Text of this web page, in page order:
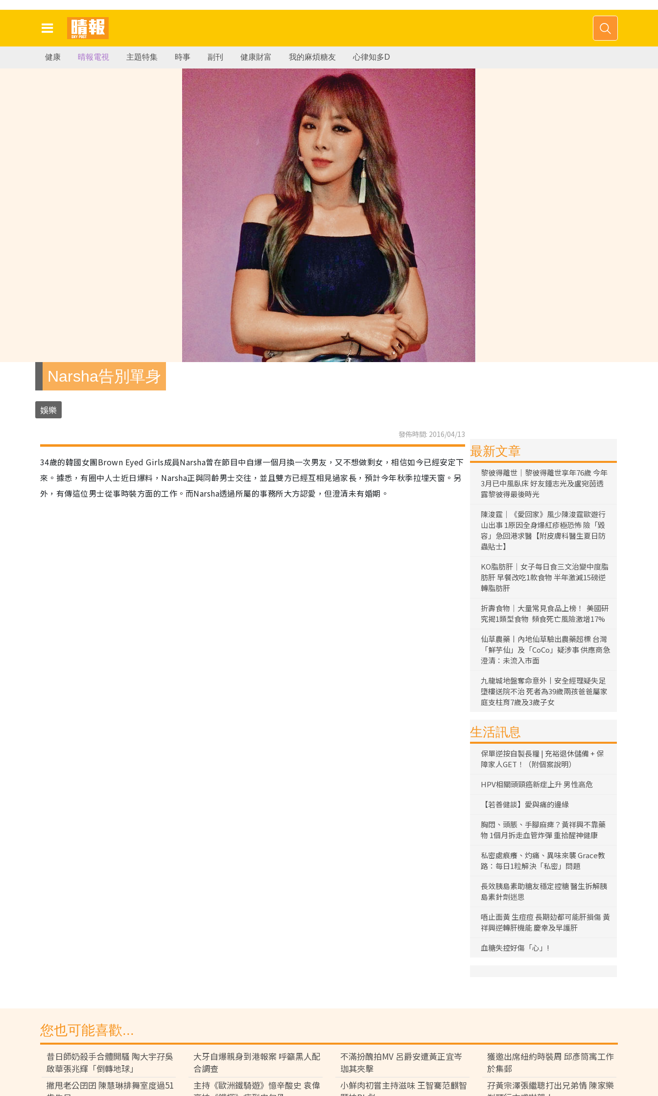
健康 晴報電視 主題特集 時事 副刊 健康財富 我的麻煩糖友 心律知多D
Narsha告別單身
娛樂
發佈時間: 2016/04/13
34歲的韓國女團Brown Eyed Girls成員Narsha曾在節目中自爆一個月換一次男友，又不想做剩女，相信如今已經安定下
來。據悉，有圈中人士近日爆料，Narsha正與同齡男士交往，並且雙方已經互相見過家長，預計今年秋季拉埋天窗。另
外，有傳這位男士從事時裝方面的工作。而Narsha透過所屬的事務所大方認愛，但澄清未有婚期。
最新文章
黎彼得離世｜黎彼得離世享年76歲 今年
3月已中風臥床 好友鍾志光及盧宛茵透
露黎彼得最後時光
陳浚霆｜《愛回家》風少陳浚霆歐遊行
山出事 1原因全身爆紅疹極恐怖 險「毀
容」急回港求醫【附皮膚科醫生夏日防
蟲貼士】
KO脂肪肝｜女子每日食三文治變中度脂
肪肝 早餐改吃1款食物 半年激減15磅逆
轉脂肪肝
折壽食物｜大量常見食品上榜！ 美國研
究揭1類型食物 頻食死亡風險激增17%
仙草農藥丨內地仙草驗出農藥超標 台灣
「鮮芋仙」及「CoCo」疑涉事 供應商急
澄清：未流入市面
九龍城地盤奪命意外丨安全經理疑失足
墮樓送院不治 死者為39歲兩孩爸爸屬家
庭支柱育7歲及3歲子女
生活訊息
保單逆按自製長糧 | 充裕退休儲備 + 保
障家人GET！（附個案說明）
HPV相關頭頸癌新症上升 男性高危
【若善健談】愛與痛的邊緣
胸悶、頭脹、手腳麻痺？黃祥興不靠藥
物 1個月拆走血管炸彈 重拾醒神健康
私密處痕癢、灼痛、異味來襲 Grace教
路：每日1粒解決「私密」問題
長效胰島素助糖友穩定控糖 醫生拆解胰
島素針劑迷思
唔止面黃 生痘痘 長期攰都可能肝損傷 黃
祥興逆轉肝機能 慶幸及早護肝
血糖失控好傷「心」!
您也可能喜歡...
昔日師奶殺手合體開騷 陶大宇孖吳
啟華張兆輝「倒轉地球」
大牙自爆親身到港報案 呼籲黑人配
合調查
不滿扮醜拍MV 呂爵安遭黃正宜岑
珈其夾擊
獲邀出席紐約時裝周 邱彥筒寓工作
於集郵
撇甩老公囝囝 陳慧琳排舞室度過51
主持《歐洲鐵騎遊》憶辛酸史 袁偉
小鮮肉初嘗主持滋味 王智騫范麒智
孖黃宗澤張繼聰打出兄弟情 陳家樂